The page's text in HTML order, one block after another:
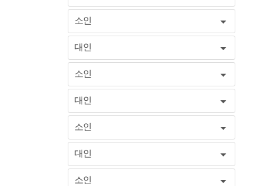
소인
대인
소인
대인
소인
대인
소인